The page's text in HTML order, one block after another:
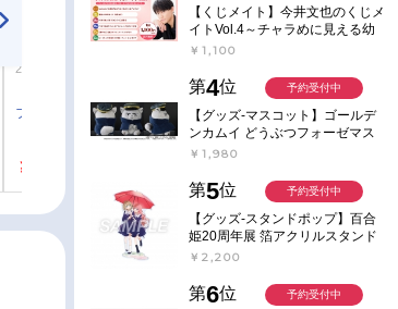
2019/03/29 発売
【Blu-ray】TV ガーリー・エア
フォース I
￥15,400
お取り寄せ
【主題歌】TV ガーリー・エア
フォース
ED「Colorful☆wing」/グリペ
ン、イーグル、ファントム(CV.
織)
【くじメイト】今井文也のくじメ
イトVol.4～チャラめに見える幼
馴染、実は一途で独占欲が強いん
￥1,100
第4位
【グッズ-マスコット】ゴールデ
ンカムイ どうぶつフォーゼマス
コット 5.月島軍曹【再販】
￥1,980
予約受付中
第5位
【グッズ-スタンドポップ】百合
姫20周年展 箔アクリルスタンド
E：あおのなち
￥2,200
予約受付中
第6位 予約受付中